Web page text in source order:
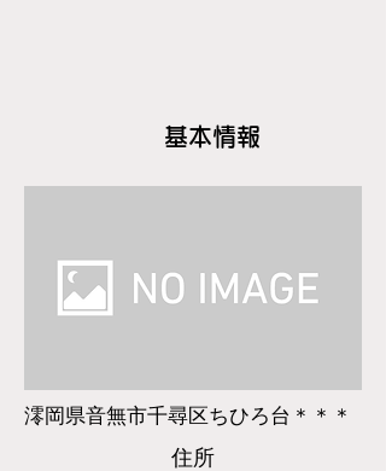
基本情報
澪岡県音無市千尋区ちひろ台＊＊＊
​住所